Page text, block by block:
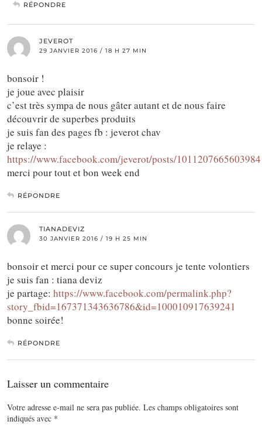
RÉPONDRE
JEVEROT
29 JANVIER 2016 / 18 H 27 MIN
bonsoir !
je joue avec plaisir
c’est très sympa de nous gâter autant et de nous faire
découvrir de superbes produits
je suis fan des pages fb : jeverot chav
je relaye :
https://www.facebook.com/jeverot/posts/1011207665603984
merci pour tout et bon week end
RÉPONDRE
TIANADEVIZ
30 JANVIER 2016 / 19 H 25 MIN
bonsoir et merci pour ce super concours je tente volontiers
je suis fan : tiana deviz
je partage: https://www.facebook.com/permalink.php?
story_fbid=167371343636786&id=100010917639241
bonne soirée!
RÉPONDRE
Laisser un commentaire
Votre adresse e-mail ne sera pas publiée. Les champs obligatoires sont
indiqués avec *